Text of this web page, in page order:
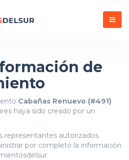
Menú
de
Cabañas Renuevo (#491)
haya sido creado por un
representantes autorizados
por completo la información